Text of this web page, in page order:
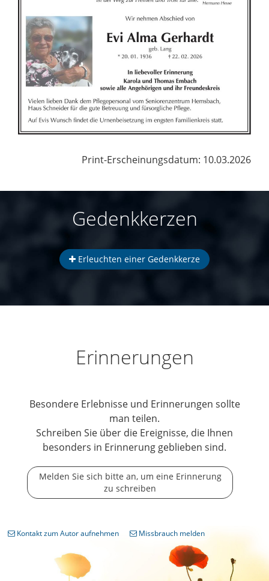
Print-Erscheinungsdatum: 10.03.2026
Gedenkkerzen
Erleuchten einer Gedenkkerze
Erinnerungen
Besondere Erlebnisse und Erinnerungen sollte
man teilen.
Schreiben Sie über die Ereignisse, die Ihnen
besonders in Erinnerung geblieben sind.
Melden Sie sich bitte an, um eine Erinnerung
zu schreiben
Kontakt zum Autor aufnehmen Missbrauch melden